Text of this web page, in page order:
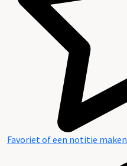
Favoriet of een notitie maken